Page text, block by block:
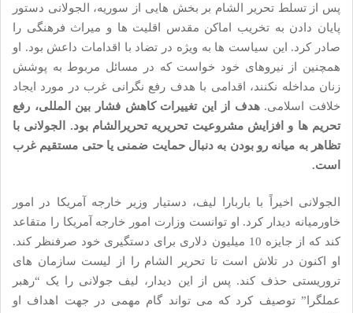
پس از تسلط تحریر الشام بر بخش هایی از سوریه، الجولانی دستور
پایان دادن به تخریب اماکن مقدس اقلیت ها و میراث فرهنگی را
صادر کرد. این سیاست ها به ویژه در تضاد با اقدامات داعش بود. او
همچنین از نیروهای خود خواست که در مسائل مربوط به پوشش
زنان مداخله نکنند، اقدامی با هدف رفع نگرانی غرب در مورد ایجاد
خلافت اسلامی. هدف از این تغییرات کاهش فشار بین المللی، رفع
تحریم ها و افزایش مشروعیت تحریریه تحریرالشام بود. الجولانی با
تظاهر به میانه رو بودن به دنبال حمایت ضمنی یا حتی مستقیم غرب
است.
الجولانی اخیراً با باربارا لیف، دستیار وزیر خارجه آمریکا در امور
خاورمیانه دیدار کرد. او توانست وزارت امور خارجه آمریکا را متقاعد
کند که از جایزه 10 میلیون دلاری برای دستگیری خود صرفنظر کند.
او اکنون در تلاش است تا تحریر الشام را از لیست سازمان های
تروریستی حذف کند. پس از این دیدار، لیف جولانی را یک “رهبر
عملگرا” توصیف کرد که می تواند گام مهمی در جهت اهداف او